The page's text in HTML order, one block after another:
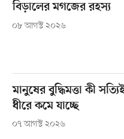
বিড়ালের মগজের রহস্য
০৮ আগস্ট ২০২৬
মানুষের বুদ্ধিমত্তা কী
ধীরে কমে যাচ্ছে
০৭ আগস্ট ২০২৬